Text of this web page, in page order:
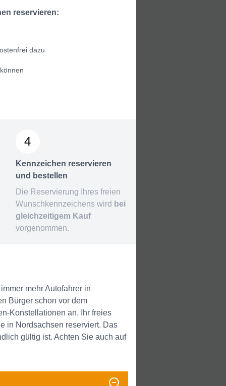
reservieren:
dazu
4
Kennzeichen reservieren
und bestellen
Die Reservierung Ihres freien
Wunschkennzeichens wird bei
gleichzeitigem Kauf
vorgenommen.
mehr Autofahrer in
Bürger schon vor dem
Konstellationen an. Ihr freies
in Nordsachsen reserviert. Das
gültig ist. Achten Sie auch auf